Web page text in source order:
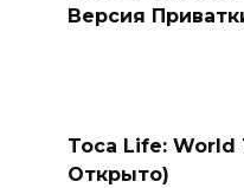
Версия
Toca Life: World
Открыто)